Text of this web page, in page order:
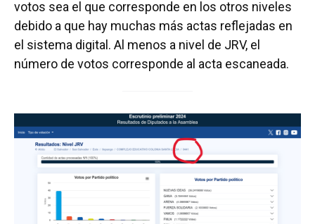
votos sea el que corresponde en los otros niveles
debido a que hay muchas más actas reflejadas en
el sistema digital. Al menos a nivel de JRV, el
número de votos corresponde al acta escaneada.